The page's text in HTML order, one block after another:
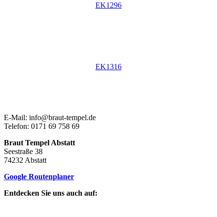
EK1296
EK1316
E-Mail: info@braut-tempel.de
Telefon: 0171 69 758 69
Braut Tempel Abstatt
Seestraße 38
74232 Abstatt
Google Routenplaner
Entdecken Sie uns auch auf: